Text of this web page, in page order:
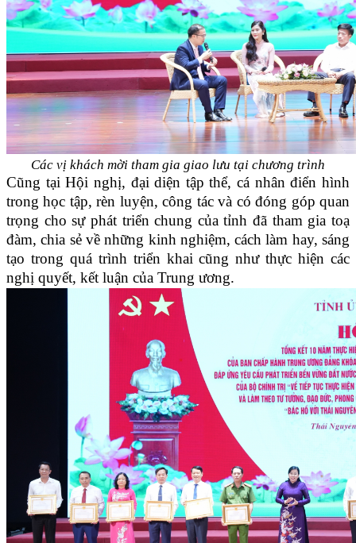
Các vị khách mời tham gia giao lưu tại chương trình
Cũng tại Hội nghị, đại diện tập thể, cá nhân điển hình
trong học tập, rèn luyện, công tác và có đóng góp quan
trọng cho sự phát triển chung của tỉnh đã tham gia toạ
đàm, chia sẻ về những kinh nghiệm, cách làm hay, sáng
tạo trong quá trình triển khai cũng như thực hiện các
nghị quyết, kết luận của Trung ương.